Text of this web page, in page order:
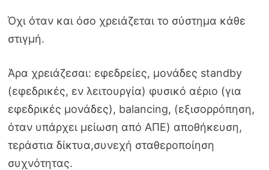
Όχι όταν και όσο χρειάζεται το σύστημα κάθε
στιγμή.
Άρα χρειάζεσαι: εφεδρείες, μονάδες standby
(εφεδρικές, εν λειτουργία) φυσικό αέριο (για
εφεδρικές μονάδες), balancing, (εξισορρόπηση,
όταν υπάρχει μείωση από ΑΠΕ) αποθήκευση,
τεράστια δίκτυα,συνεχή σταθεροποίηση
συχνότητας.